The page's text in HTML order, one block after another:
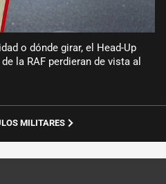
o dónde girar, el Head-Up
la RAF perdieran de vista al
MILITARES